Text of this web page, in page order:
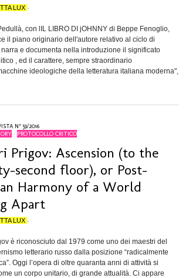
LUX •
con lIL LIBRO DI jOHNNY di Beppe Fenoglio,
il piano originario dell'autore relativo al ciclo di
narra e documenta nella introduzione il significato
, ed il carattere, sempre straordinario
ideologiche della letteratura italiana moderna",
N° 59/2016
/ PROTOCOLLO CRITICO
Prigov: Ascension (to the
second floor), or Post-
Harmony of a World
Apart
LUX •
è riconosciuto dal 1979 come uno dei maestri del
letterario russo dalla posizione “radicalmente
Oggi l’opera di oltre quaranta anni di attività si
un corpo unitario, di grande attualità. Ci appare